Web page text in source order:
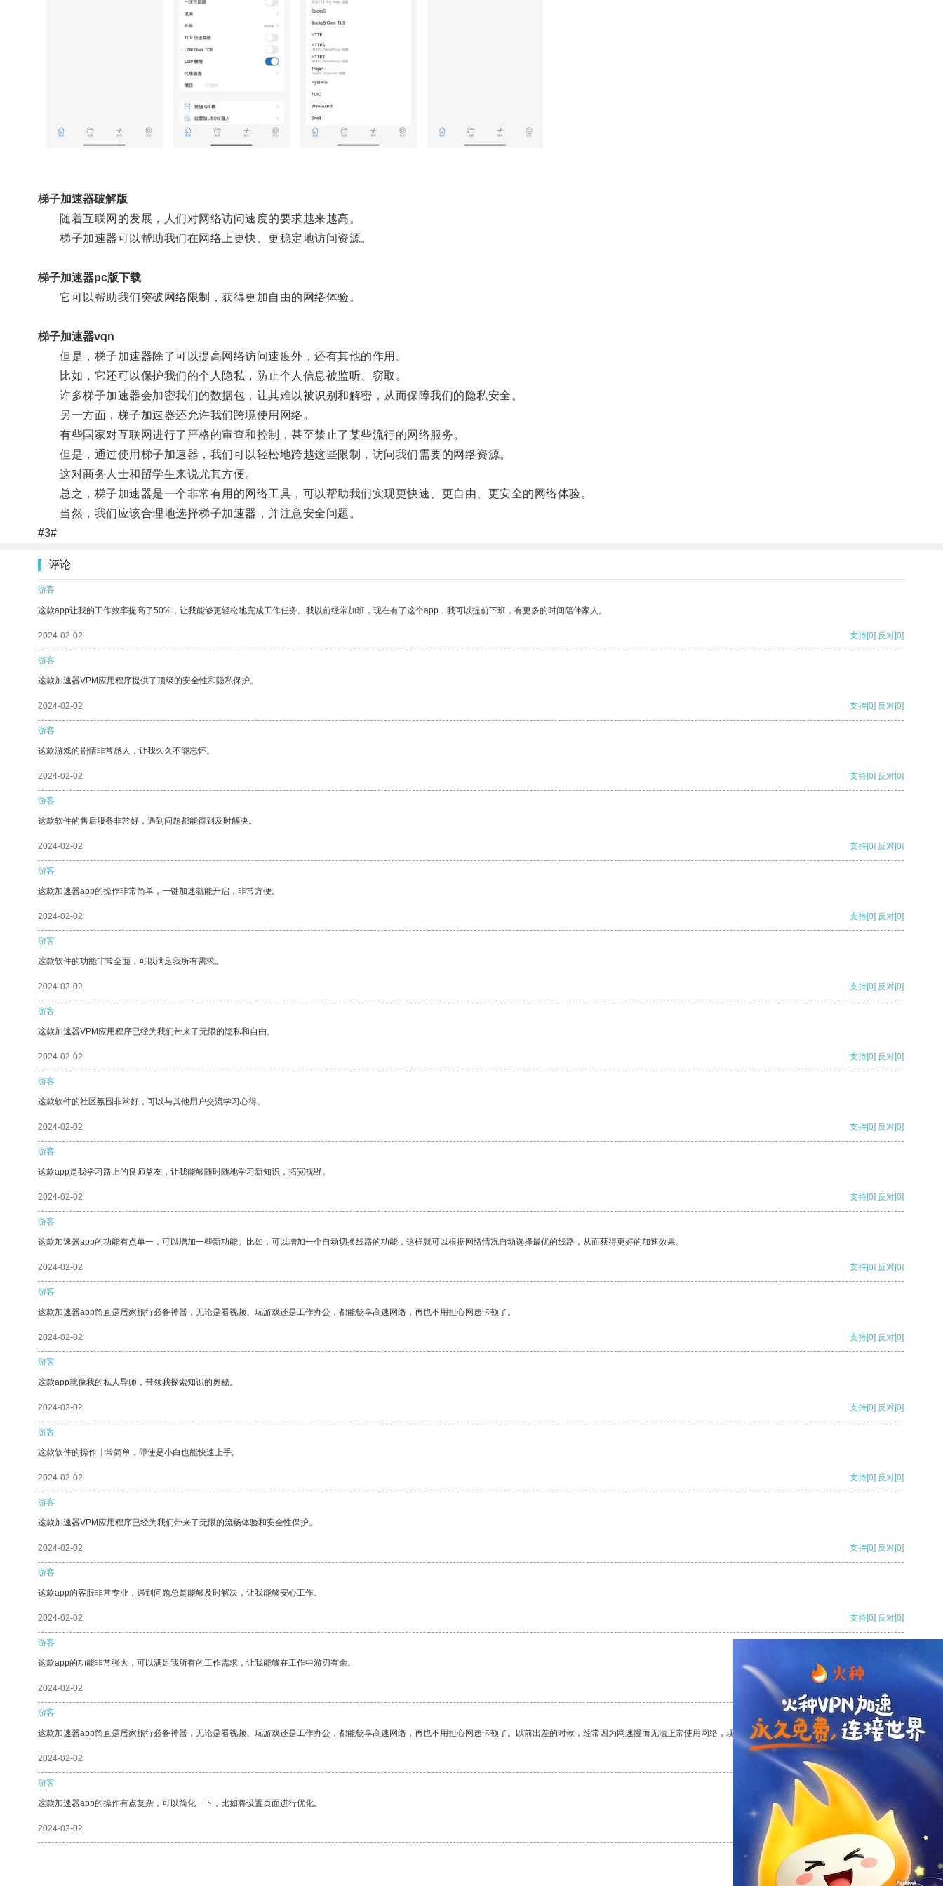
梯子加速器破解版
随着互联网的发展，人们对网络访问速度的要求越来越高。
梯子加速器可以帮助我们在网络上更快、更稳定地访问资源。
梯子加速器pc版下载
它可以帮助我们突破网络限制，获得更加自由的网络体验。
梯子加速器vqn
但是，梯子加速器除了可以提高网络访问速度外，还有其他的作用。
比如，它还可以保护我们的个人隐私，防止个人信息被监听、窃取。
许多梯子加速器会加密我们的数据包，让其难以被识别和解密，从而保障我们的隐私安全。
另一方面，梯子加速器还允许我们跨境使用网络。
有些国家对互联网进行了严格的审查和控制，甚至禁止了某些流行的网络服务。
但是，通过使用梯子加速器，我们可以轻松地跨越这些限制，访问我们需要的网络资源。
这对商务人士和留学生来说尤其方便。
总之，梯子加速器是一个非常有用的网络工具，可以帮助我们实现更快速、更自由、更安全的网络体验。
当然，我们应该合理地选择梯子加速器，并注意安全问题。
#3#
评论
游客
这款app让我的工作效率提高了50%，让我能够更轻松地完成工作任务。我以前经常加班，现在有了这个app，我可以提前下班，有更多的时间陪伴家人。
2024-02-02 支持[0] 反对[0]
游客
这款加速器VPM应用程序提供了顶级的安全性和隐私保护。
2024-02-02 支持[0] 反对[0]
游客
这款游戏的剧情非常感人，让我久久不能忘怀。
2024-02-02 支持[0] 反对[0]
游客
这款软件的售后服务非常好，遇到问题都能得到及时解决。
2024-02-02 支持[0] 反对[0]
游客
这款加速器app的操作非常简单，一键加速就能开启，非常方便。
2024-02-02 支持[0] 反对[0]
游客
这款软件的功能非常全面，可以满足我所有需求。
2024-02-02 支持[0] 反对[0]
游客
这款加速器VPM应用程序已经为我们带来了无限的隐私和自由。
2024-02-02 支持[0] 反对[0]
游客
这款软件的社区氛围非常好，可以与其他用户交流学习心得。
2024-02-02 支持[0] 反对[0]
游客
这款app是我学习路上的良师益友，让我能够随时随地学习新知识，拓宽视野。
2024-02-02 支持[0] 反对[0]
游客
这款加速器app的功能有点单一，可以增加一些新功能。比如，可以增加一个自动切换线路的功能，这样就可以根据网络情况自动选择最优的线路，从而获得更好的加速效果。
2024-02-02 支持[0] 反对[0]
游客
这款加速器app简直是居家旅行必备神器，无论是看视频、玩游戏还是工作办公，都能畅享高速网络，再也不用担心网速卡顿了。
2024-02-02 支持[0] 反对[0]
游客
这款app就像我的私人导师，带领我探索知识的奥秘。
2024-02-02 支持[0] 反对[0]
游客
这款软件的操作非常简单，即使是小白也能快速上手。
2024-02-02 支持[0] 反对[0]
游客
这款加速器VPM应用程序已经为我们带来了无限的流畅体验和安全性保护。
2024-02-02 支持[0] 反对[0]
游客
这款app的客服非常专业，遇到问题总是能够及时解决，让我能够安心工作。
2024-02-02 支持[0] 反对[0]
游客
这款app的功能非常强大，可以满足我所有的工作需求，让我能够在工作中游刃有余。
2024-02-02
游客
这款加速器app简直是居家旅行必备神器，无论是看视频、玩游戏还是工作办公，都能畅享高速网络，再也不用担心网速卡顿了。以前出差的时候，经常因为网速慢而无法正常使用网络，现在有了这个app，我再也不用担心了。
2024-02-02 反对
游客
这款加速器app的操作有点复杂，可以简化一下，比如将设置页面进行优化。
2024-02-02 反对[0]